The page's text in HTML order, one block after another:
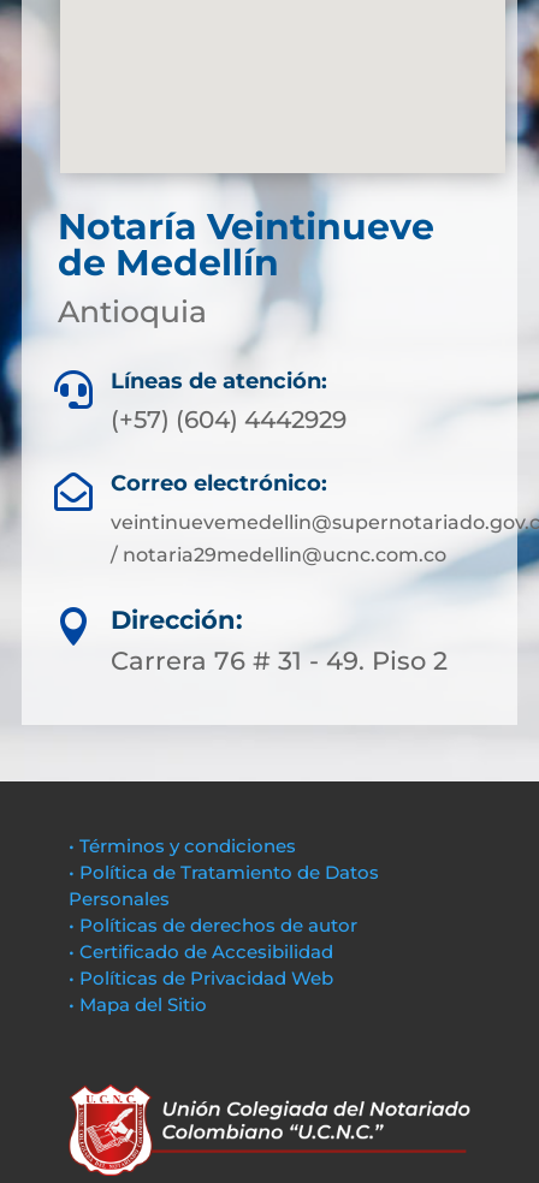
Notaría Veintinueve
de Medellín
Antioquia
 Líneas de atención:
(+57) (604) 4442929
 Correo electrónico:
/ notaria29medellin@ucnc.com.co

Dirección:
Carrera 76 # 31 - 49. Piso 2
• Términos y condiciones
• Política de Tratamiento de Datos
Personales
• Políticas de derechos de autor
• Certificado de Accesibilidad
• Políticas de Privacidad Web
• Mapa del Sitio